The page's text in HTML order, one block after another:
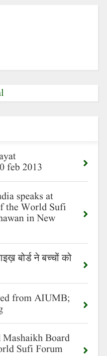
feb 2013
speaks at
the World Sufi
in New
बोर्ड ने बच्चों को
from AIUMB;
Board
Sufi Forum